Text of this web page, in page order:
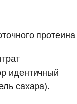
протеина
идентичный
сахара).